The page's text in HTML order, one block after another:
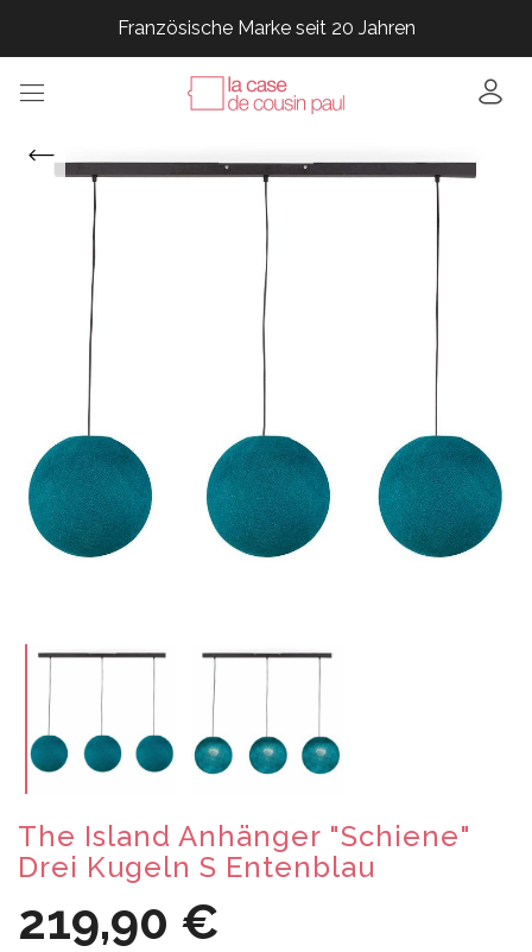
Französische Marke seit 20 Jahren
Französische Marke seit 20 Jahren
Französische Marke seit 20 Jahren
The Island Anhänger "Schiene"
Drei Kugeln S Entenblau
219,90 €